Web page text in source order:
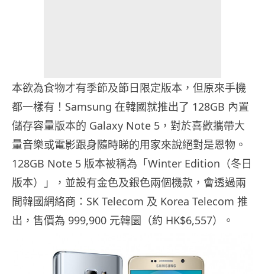
本欲為食物才有季節及節日限定版本，但原來手機
都一樣有！Samsung 在韓國就推出了 128GB 內置
儲存容量版本的 Galaxy Note 5，對於喜歡攜帶大
量音樂或電影跟身隨時睇的用家來說絕對是恩物。
128GB Note 5 版本被稱為「Winter Edition（冬日
版本）」，並設有金色及銀色兩個機款，會透過兩
間韓國網絡商：SK Telecom 及 Korea Telecom 推
出，售價為 999,900 元韓圜（約 HK$6,557）。